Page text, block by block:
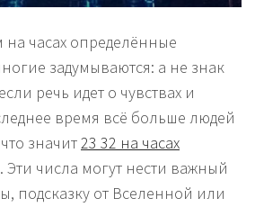
на часах определённые
задумываются: а не знак
речь идет о чувствах и
время всё больше людей
значит23 32 на часах
. Эти числа могут нести важный
подсказку от Вселенной или